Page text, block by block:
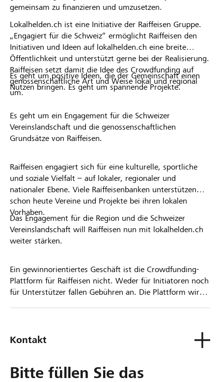
gemeinsam zu finanzieren und umzusetzen.
Lokalhelden.ch ist eine Initiative der Raiffeisen Gruppe.
„Engagiert für die Schweiz“ ermöglicht Raiffeisen den
Initiativen und Ideen auf lokalhelden.ch eine breite
Öffentlichkeit und unterstützt gerne bei der Realisierung.
Raiffeisen setzt damit die Idee des Crowdfunding auf
genossenschaftliche Art und Weise lokal und regional
um.
Es geht um positive Ideen, die der Gemeinschaft einen
Nutzen bringen. Es geht um spannende Projekte.
Es geht um ein Engagement für die Schweizer
Vereinslandschaft und die genossenschaftlichen
Grundsätze von Raiffeisen.
Raiffeisen engagiert sich für eine kulturelle, sportliche
und soziale Vielfalt – auf lokaler, regionaler und
nationaler Ebene. Viele Raiffeisenbanken unterstützen
schon heute Vereine und Projekte bei ihren lokalen
Vorhaben.
Das Engagement für die Region und die Schweizer
Vereinslandschaft will Raiffeisen nun mit lokalhelden.ch
weiter stärken.
Ein gewinnorientiertes Geschäft ist die Crowdfunding-
Plattform für Raiffeisen nicht. Weder für Initiatoren noch
für Unterstützer fallen Gebühren an. Die Plattform wird
Kontakt
Bitte füllen Sie das